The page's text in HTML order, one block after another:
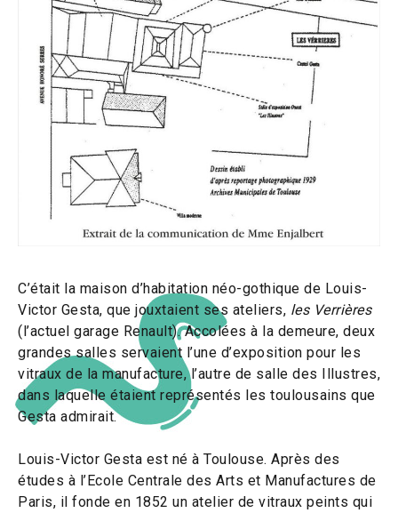
C’était la maison d’habitation néo-gothique de Louis-
Victor Gesta, que jouxtaient ses ateliers, les Verrières
(l’actuel garage Renault). Accolées à la demeure, deux
grandes salles servaient l’une d’exposition pour les
vitraux de la manufacture, l’autre de salle des Illustres,
dans laquelle étaient représentés les toulousains que
Gesta admirait.
Louis-Victor Gesta est né à Toulouse. Après des
études à l’Ecole Centrale des Arts et Manufactures de
Paris, il fonde en 1852 un atelier de vitraux peints qui